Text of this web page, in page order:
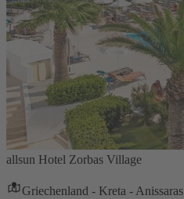
allsun Hotel Zorbas Village
Griechenland - Kreta - Anissaras